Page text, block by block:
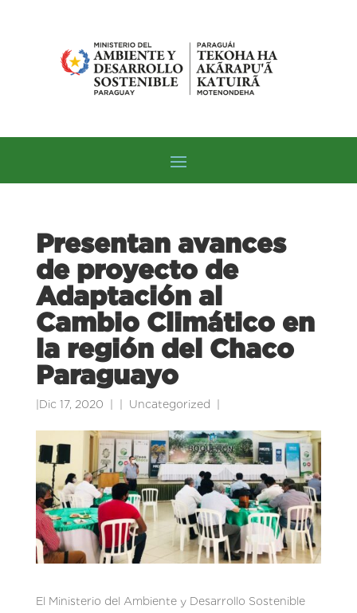
Presentan avances
de proyecto de
Adaptación al
Cambio Climático en
la región del Chaco
Paraguayo
Dic 17, 2020 Uncategorized
El Ministerio del Ambiente y Desarrollo Sostenible